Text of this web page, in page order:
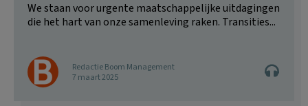
We staan voor urgente maatschappelijke uitdagingen
die het hart van onze samenleving raken. Transities...
Redactie Boom Management
7 maart 2025